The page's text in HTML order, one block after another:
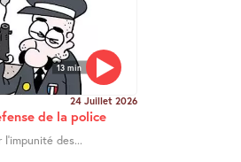
13 min
24 Juillet 2026
de la police
des...